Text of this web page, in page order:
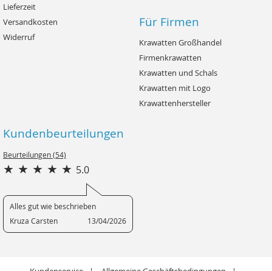
Lieferzeit
Versandkosten
Widerruf
Für Firmen
Krawatten Großhandel
Firmenkrawatten
Krawatten und Schals
Krawatten mit Logo
Krawattenhersteller
Kundenbeurteilungen
Beurteilungen (54)
5.0
Alles gut wie beschrieben
Kruza Carsten
13/04/2026